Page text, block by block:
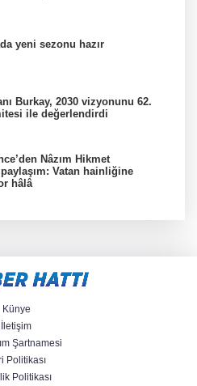
yeni sezonu hazır
Burkay, 2030 vizyonunu 62.
ile değerlendirdi
Nâzım Hikmet
Vatan hainliğine
hâlâ
büyük destek
Künye
İletişim
Şartnamesi
Politikası
Politikası